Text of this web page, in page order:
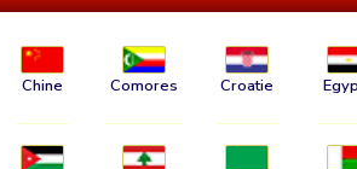
Chine Comores Croatie